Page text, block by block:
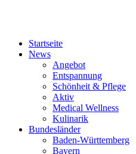
Startseite
News
Angebot
Entspannung
Schönheit & Pflege
Aktiv
Medical Wellness
Kulinarik
Bundesländer
Baden-Württemberg
Bayern